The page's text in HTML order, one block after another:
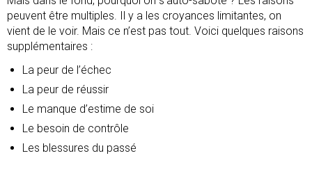
peuvent être multiples. Il y a les croyances limitantes, on
vient de le voir. Mais ce n’est pas tout. Voici quelques raisons
supplémentaires :
La peur de l’échec
La peur de réussir
Le manque d’estime de soi
Le besoin de contrôle
Les blessures du passé